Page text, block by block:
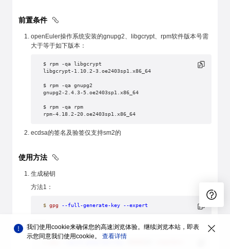
前置条件
openEuler操作系统安装的gnupg2、libgcrypt、rpm软件版本号需
大于等于如下版本：
$ rpm -qa libgcrypt
libgcrypt-1.10.2-3.oe2403sp1.x86_64
$ rpm -qa gnupg2
gnupg2-2.4.3-5.oe2403sp1.x86_64
$ rpm -qa rpm
rpm-4.18.2-20.oe2403sp1.x86_64
ecdsa的签名及验签仅支持sm2的
使用方法
生成秘钥
方法1：
$ gpg --full-generate-key --expert
方法2：
我们使用cookie来确保您的高速浏览体验。继续浏览本站，即表
示您同意我们使用cookie。 查看详情